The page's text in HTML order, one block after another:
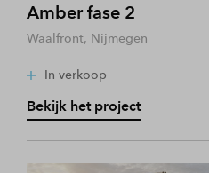
Amber fase 2
Waalfront, Nijmegen
In verkoop
Bekijk het project